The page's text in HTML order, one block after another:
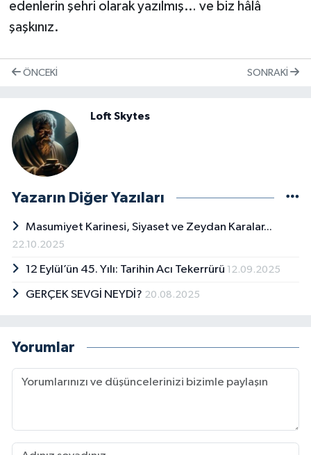
edenlerin şehri olarak yazılmış… ve biz hâlâ
şaşkınız.
ÖNCEKI SONRAKI
Loft Skytes
Yazarın Diğer Yazıları
Masumiyet Karinesi, Siyaset ve Zeydan Karalar...
22.10.2025
12 Eylül’ün 45. Yılı: Tarihin Acı Tekerrürü 12.09.2025
GERÇEK SEVGİ NEYDİ? 20.08.2025
Yorumlar